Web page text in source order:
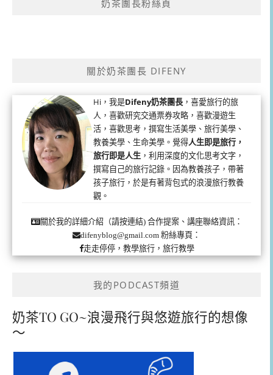
奶茶團長粉絲頁
關於奶茶團長 DIFENY
Hi，我是Difeny奶茶團長 ，喜愛旅行的旅
人，喜歡研究交通票券攻略，喜歡漫遊生
活，喜歡思考，撰寫生活美學、旅行美學、
教養美學、生命美學。覺得人生即是旅行，
旅行即是人生 ，利用深度的文化思考文字，
撰寫自己的旅行記錄。因為教養孩子，帶著
孩子旅行，於是有著背包式的浪漫旅行教養
觀。
關於我的詳細介紹（請按連結)合作提案、講座聯絡資訊：
difenyblog@gmail.com 粉絲專頁：
走走停停，教學旅行，旅行教學
我的PODCAST頻道
奶茶TO GO~浪漫飛行與悠遊旅行的想像
～